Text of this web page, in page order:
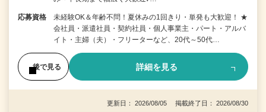
応募資格
未経験OK＆年齢不問！夏休みの1回きり・単発も大歓迎！ ★
会社員・派遣社員・契約社員・個人事業主・パート・アルバ
イト・主婦（夫）・フリーターなど、20代～50代…
後で見る 詳細を見る
更新日： 2026/08/05 掲載終了日： 2026/08/30